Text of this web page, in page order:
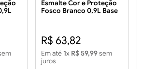
Esmalte Cor e Proteção
Fosco Branco 0,9L Base
R$ 63,82
Em até 1x R$ 59,99sem
juros